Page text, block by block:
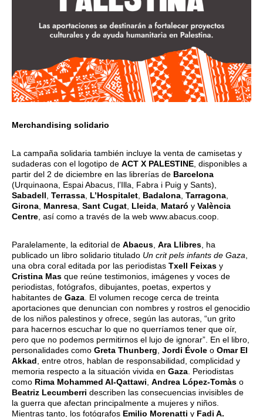
Merchandising solidario
La campaña solidaria también incluye la venta de camisetas y
sudaderas con el logotipo de ACT X PALESTINE, disponibles a
partir del 2 de diciembre en las librerías de Barcelona
(Urquinaona, Espai Abacus, l’Illa, Fabra i Puig y Sants),
Sabadell, Terrassa, L’Hospitalet, Badalona, Tarragona,
Girona, Manresa, Sant Cugat, Lleida, Mataró y València
Centre, así como a través de la web www.abacus.coop.
Paralelamente, la editorial de Abacus, Ara Llibres, ha
publicado un libro solidario titulado Un crit pels infants de Gaza,
una obra coral editada por las periodistas Txell Feixas y
Cristina Mas que reúne testimonios, imágenes y voces de
periodistas, fotógrafos, dibujantes, poetas, expertos y
habitantes de Gaza. El volumen recoge cerca de treinta
aportaciones que denuncian con nombres y rostros el genocidio
de los niños palestinos y ofrece, según las autoras, “un grito
para hacernos escuchar lo que no querríamos tener que oír,
pero que no podemos permitirnos el lujo de ignorar”. En el libro,
personalidades como Greta Thunberg, Jordi Évole o Omar El
Akkad, entre otros, hablan de responsabilidad, complicidad y
memoria respecto a la situación vivida en Gaza. Periodistas
como Rima Mohammed Al-Qattawi, Andrea López-Tomàs o
Beatriz Lecumberri describen las consecuencias invisibles de
la guerra que afectan principalmente a mujeres y niños.
Mientras tanto, los fotógrafos Emilio Morenatti y Fadi A.